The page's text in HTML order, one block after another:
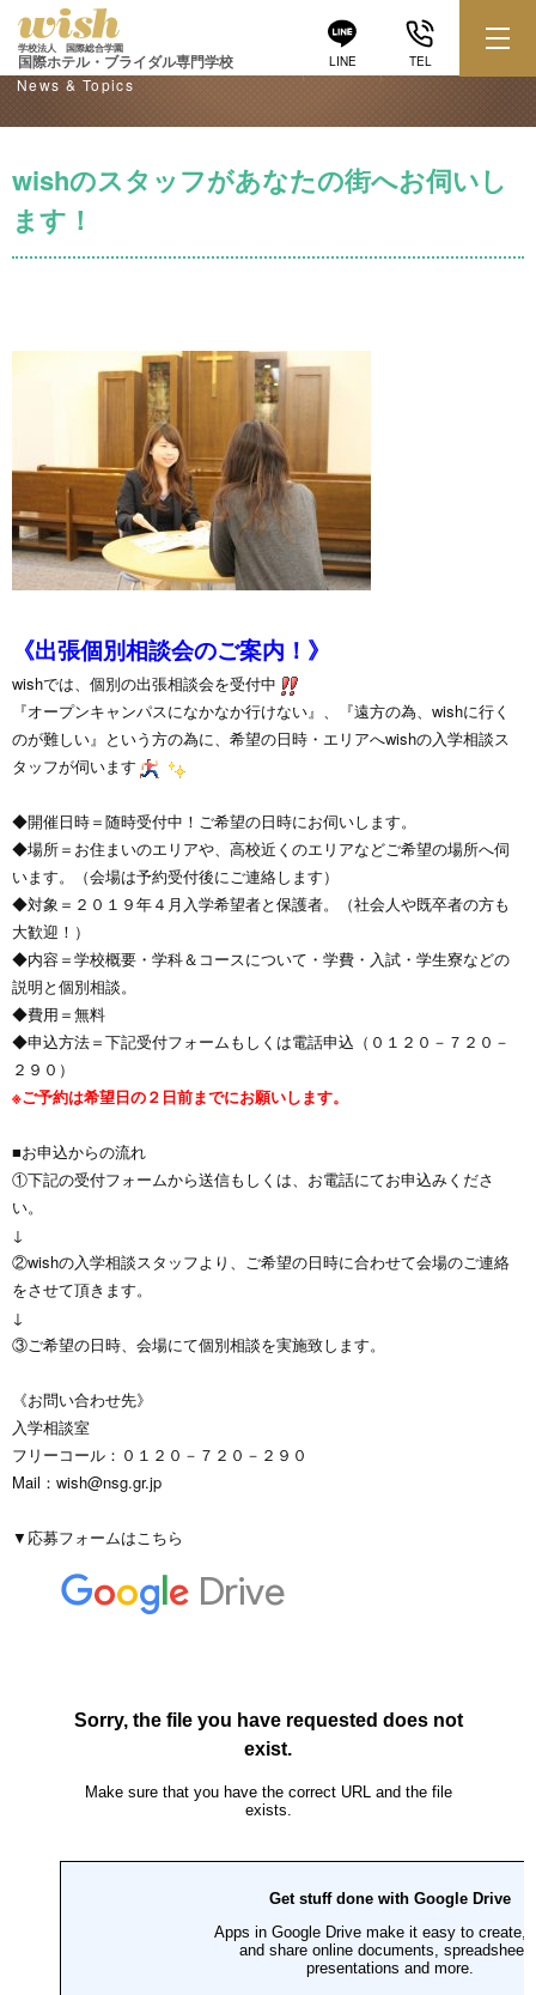
LINE TEL
学校法人 国際総合学園
国際ホテル・ブライダル専門学校
学校からのお知らせ
News & Topics
wishのスタッフがあなたの街へお伺いし
ます！
《出張個別相談会のご案内！》
wishでは、個別の出張相談会を受付中
『オープンキャンパスになかなか行けない』、『遠方の為、wishに行く
のが難しい』という方の為に、希望の日時・エリアへwishの入学相談ス
タッフが伺います
◆開催日時＝随時受付中！ご希望の日時にお伺いします。
◆場所＝お住まいのエリアや、高校近くのエリアなどご希望の場所へ伺
います。（会場は予約受付後にご連絡します）
◆対象＝２０１９年４月入学希望者と保護者。（社会人や既卒者の方も
大歓迎！）
◆内容＝学校概要・学科＆コースについて・学費・入試・学生寮などの
説明と個別相談。
◆費用＝無料
◆申込方法＝下記受付フォームもしくは電話申込（０１２０－７２０－
２９０）
※ご予約は希望日の２日前までにお願いします。
■お申込からの流れ
①下記の受付フォームから送信もしくは、お電話にてお申込みくださ
い。
↓
②wishの入学相談スタッフより、ご希望の日時に合わせて会場のご連絡
をさせて頂きます。
↓
③ご希望の日時、会場にて個別相談を実施致します。
《お問い合わせ先》
入学相談室
フリーコール：０１２０－７２０－２９０
Mail：wish@nsg.gr.jp
▼応募フォームはこちら